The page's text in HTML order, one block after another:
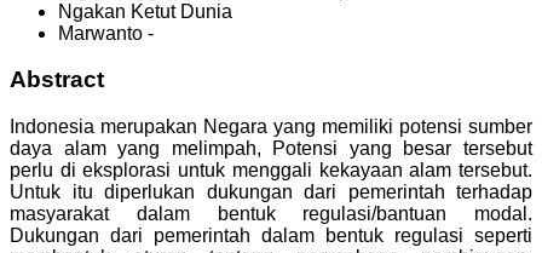
Ngakan Ketut Dunia
Marwanto -
Abstract
Indonesia merupakan Negara yang memiliki potensi sumber
daya alam yang melimpah, Potensi yang besar tersebut
perlu di eksplorasi untuk menggali kekayaan alam tersebut.
Untuk itu diperlukan dukungan dari pemerintah terhadap
masyarakat dalam bentuk regulasi/bantuan modal.
Dukungan dari pemerintah dalam bentuk regulasi seperti